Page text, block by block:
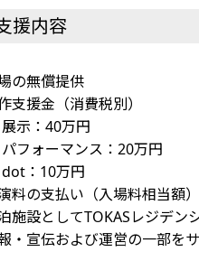
援内容
の無償提供
支援金（消費税別）
示：40万円
フォーマンス：20万円
：10万円
料の支払い（入場料相当額
施設としてTOKASレジデ
・宣伝および運営の一部を